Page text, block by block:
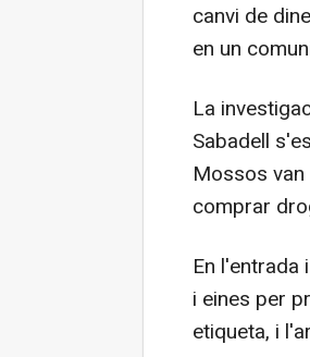
canvi de
en un
La
Sabadell
Mossos
comprar
En
i eines per
etiqueta, i